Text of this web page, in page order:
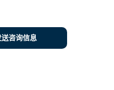
送咨询信息